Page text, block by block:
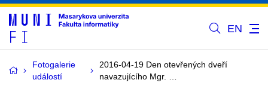
EN
Fotogalerie
událostí
2016-04-19 Den otevřených dveří
navazujícího Mgr. …